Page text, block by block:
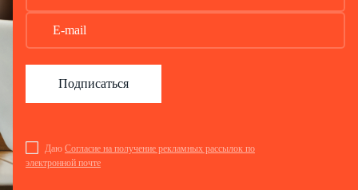
Даю Согласие на получение рекламных рассылок по
электронной почте
Подписаться